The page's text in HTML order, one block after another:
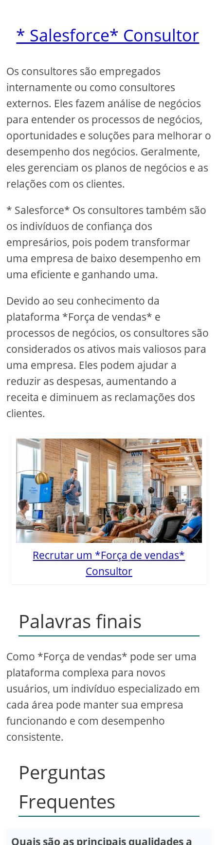
* Salesforce* Consultor
Os consultores são empregados
internamente ou como consultores
externos. Eles fazem análise de negócios
para entender os processos de negócios,
oportunidades e soluções para melhorar o
desempenho dos negócios. Geralmente,
eles gerenciam os planos de negócios e as
relações com os clientes.
* Salesforce* Os consultores também são
os indivíduos de confiança dos
empresários, pois podem transformar
uma empresa de baixo desempenho em
uma eficiente e ganhando uma.
Devido ao seu conhecimento da
plataforma *Força de vendas* e
processos de negócios, os consultores são
considerados os ativos mais valiosos para
uma empresa. Eles podem ajudar a
reduzir as despesas, aumentando a
receita e diminuem as reclamações dos
clientes.
Recrutar um *Força de vendas*
Consultor
Palavras finais
Como *Força de vendas* pode ser uma
plataforma complexa para novos
usuários, um indivíduo especializado em
cada área pode manter sua empresa
funcionando e com desempenho
consistente.
Perguntas
Frequentes
Quais são as principais qualidades a